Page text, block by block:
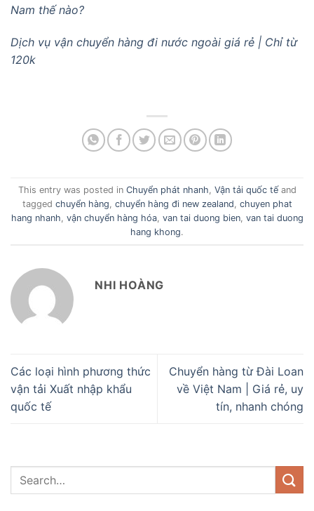
Nam thế nào?
Dịch vụ vận chuyển hàng đi nước ngoài giá rẻ | Chỉ từ
120k
This entry was posted in Chuyển phát nhanh Vận tải quốc tếand
tagged chuyển hàng chuyển hàng đi new zealand chuyen phat
hang nhanh vận chuyển hàng hóa, van tai duong bien, van tai duong
hang khong.
NHI HOÀNG
Các loại hình phương thức
vận tải Xuất nhập khẩu
quốc tế
Chuyển hàng từ Đài Loan
về Việt Nam | Giá rẻ, uy
tín, nhanh chóng